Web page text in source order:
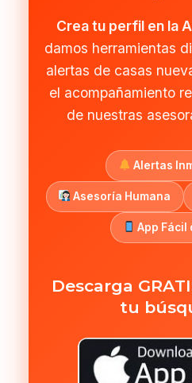
Crea tu perfil en la
damos herramientas
alertas de casas
el acompañamiento
de nuestras
Alertas
Asesoría Humana
App Fácil
Descarga
tu